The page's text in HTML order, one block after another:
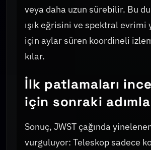
veya daha uzun sürebilir. Bu
ışık eğrisini ve spektral evrimi
için aylar süren koordineli
kılar.
İlk patlamaları
için sonraki
Sonuç, JWST çağında
vurguluyor: Teleskop sadece